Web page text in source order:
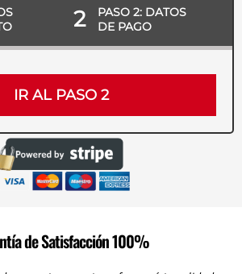
2
PASO 2: DATOS
DE PAGO
IR AL PASO 2
de Satisfacción 100%